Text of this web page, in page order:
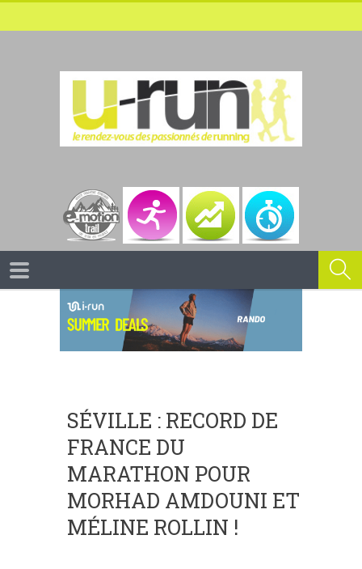
SÉVILLE : RECORD DE
FRANCE DU
MARATHON POUR
MORHAD AMDOUNI ET
MÉLINE ROLLIN !